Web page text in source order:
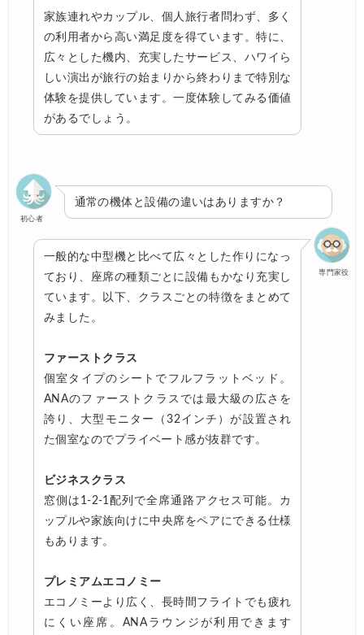
家族連れやカップル、個人旅行者問わず、多く
の利用者から高い満足度を得ています。特に、
広々とした機内、充実したサービス、ハワイら
しい演出が旅行の始まりから終わりまで特別な
体験を提供しています。一度体験してみる価値
があるでしょう。
初心者
通常の機体と設備の違いはありますか？
専門家役
一般的な中型機と比べて広々とした作りになっ
ており、座席の種類ごとに設備もかなり充実し
ています。以下、クラスごとの特徴をまとめて
みました。
ファーストクラス
個室タイプのシートでフルフラットベッド。
ANAのファーストクラスでは最大級の広さを
誇り、大型モニター（32インチ）が設置され
た個室なのでプライベート感が抜群です。
ビジネスクラス
窓側は1-2-1配列で全席通路アクセス可能。カ
ップルや家族向けに中央席をペアにできる仕様
もあります。
プレミアムエコノミー
エコノミーより広く、長時間フライトでも疲れ
にくい座席。ANAラウンジが利用できます